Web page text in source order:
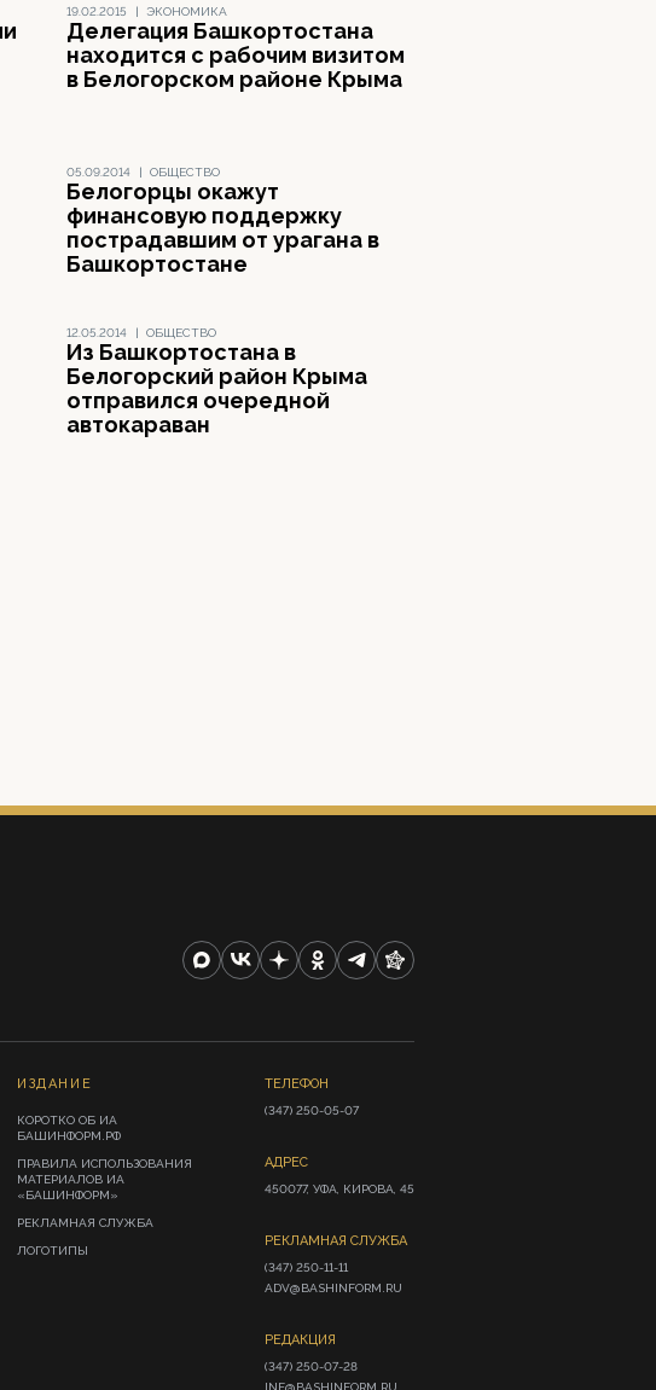
19.02.2015 | ЭКОНОМИКА
Делегация Башкортостана
находится с рабочим визитом
в Белогорском районе Крыма
05.09.2014 | ОБЩЕСТВО
Белогорцы окажут
финансовую поддержку
пострадавшим от урагана в
Башкортостане
12.05.2014 | ОБЩЕСТВО
Из Башкортостана в
Белогорский район Крыма
отправился очередной
автокараван
ИЗДАНИЕ
КОРОТКО ОБ ИА
БАШИНФОРМ.РФ
ПРАВИЛА ИСПОЛЬЗОВАНИЯ
МАТЕРИАЛОВ ИА
«БАШИНФОРМ»
РЕКЛАМНАЯ СЛУЖБА
ЛОГОТИПЫ
ТЕЛЕФОН
(347) 250-05-07
АДРЕС
450077, УФА, КИРОВА, 45
РЕКЛАМНАЯ СЛУЖБА
(347) 250-11-11
ADV@BASHINFORM.RU
РЕДАКЦИЯ
(347) 250-07-28
INF@BASHINFORM.RU